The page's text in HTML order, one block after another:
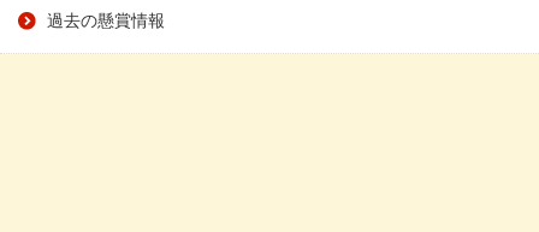
過去の懸賞情報